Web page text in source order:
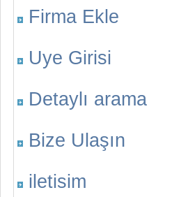
Firma Ekle
Uye Girisi
Detaylı arama
Bize Ulaşın
iletisim